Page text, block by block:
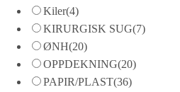
Kiler(4)
KIRURGISK SUG(7)
ØNH(20)
OPPDEKNING(20)
PAPIR/PLAST(36)